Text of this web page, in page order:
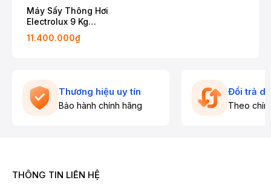
sắc:
Máy Sấy Thông Hơi
Electrolux 9 Kg
EDV904N3SC
11.400.000₫
Thương hiệu uy tín
Bảo hành chính hãng
Đổi trả
Theo
THÔNG TIN LIÊN HỆ